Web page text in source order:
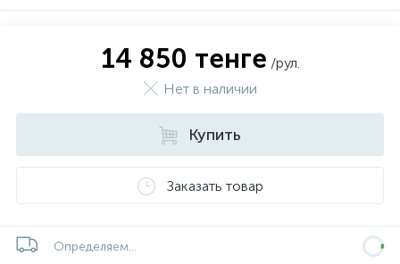
14 850 тенге /рул.
Нет в наличии
Купить
Заказать товар
Определяем...